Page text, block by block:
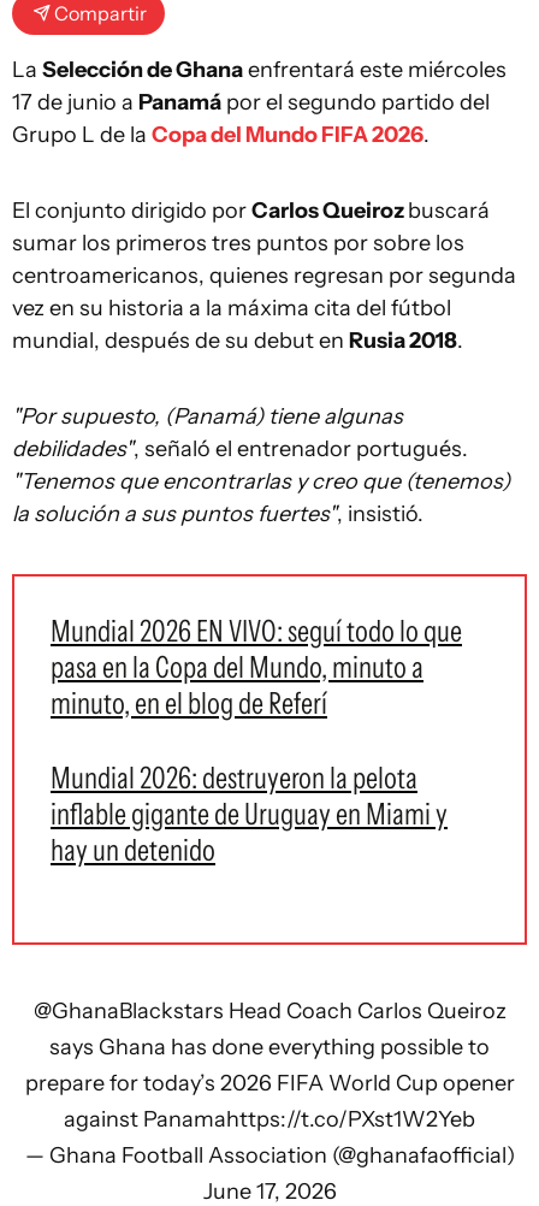
Compartir
La Selección de Ghanaenfrentará este miércoles
17 de junio a Panamá por el segundo partido del
Grupo L de la Copa del Mundo FIFA 2026.
El conjunto dirigido porCarlos Queirozbuscará
sumar los primeros tres puntos por sobre los
centroamericanos, quienes regresan por segunda
vez en su historia a la máxima cita del fútbol
mundial, después de su debut en Rusia 2018.
"Por supuesto, (Panamá) tiene algunas
debilidades", señaló el entrenador portugués.
"Tenemos que encontrarlas y creo que (tenemos)
la solución ‌a sus puntos fuertes", insistió.
Mundial 2026 EN VIVO: seguí todo lo que
pasa en la Copa del Mundo, minuto a
minuto, en el blog de Referí
Mundial 2026: destruyeron la pelota
inflable gigante de Uruguay en Miami y
hay un detenido
@GhanaBlackstars Head Coach Carlos Queiroz
says Ghana has done everything possible to
prepare for today’s 2026 FIFA World Cup opener
against Panamahttps://t.co/PXst1W2Yeb
— Ghana Football Association (@ghanafaofficial)
June 17, 2026